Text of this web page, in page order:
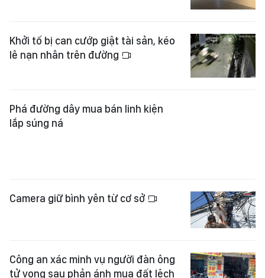
Khởi tố bị can cướp giật tài sản, kéo
lê nạn nhân trên đường
Phá đường dây mua bán linh kiện
lắp súng ná
tử vong sau phản ánh mua đất lệch
ranh